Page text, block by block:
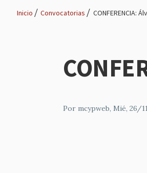
navigation
Inicio Convocatorias CONFERENCIA:
Por mcypweb, Mié, 26/